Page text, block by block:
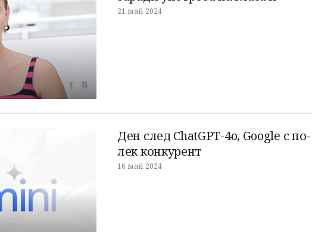
21 май 2024
Ден след ChatGPT-4o, Google с по-
лек конкурент
16 май 2024